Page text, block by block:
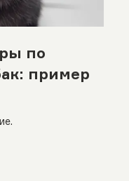
по
пример